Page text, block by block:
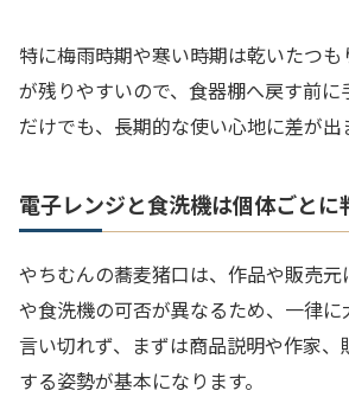
特に梅雨時期や寒い時期は乾いたつ
が残りやすいので、食器棚へ戻す前に
だけでも、長期的な使い心地に差が出
電子レンジと食洗機は個体ごとに
やちむんの蕎麦猪口は、作品や販売
や食洗機の可否が異なるため、一律
言い切れず、まずは商品説明や作家
する姿勢が基本になります。